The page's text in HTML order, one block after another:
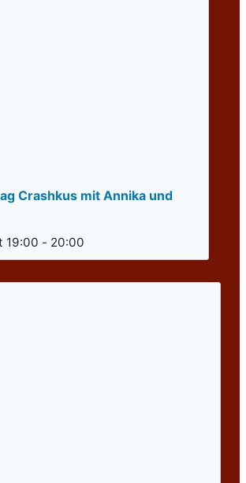
Crashkus mit Annika und
19:00 - 20:00